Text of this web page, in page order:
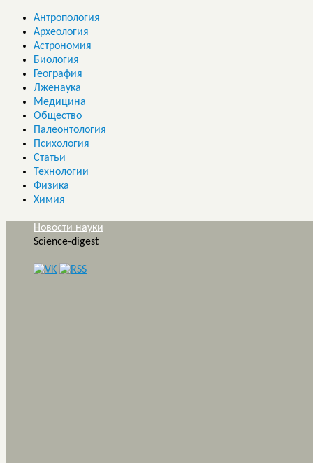
Антропология
Археология
Астрономия
Биология
География
Лженаука
Медицина
Общество
Палеонтология
Психология
Статьи
Технологии
Физика
Химия
Новости науки
Science-digest